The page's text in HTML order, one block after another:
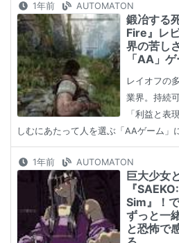
1年前 AUTOMATON
鍛冶する
Fire』レ
界の苦し
「AA」
レイオフの
業界。持続
「利益と表
しむにあたって人を選ぶ「AAゲーム」
1年前 AUTOMATON
巨大少女
『
Sim』！
ずっと一
と恐怖で